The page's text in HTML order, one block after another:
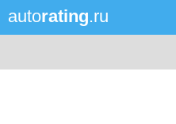
autorating.ru